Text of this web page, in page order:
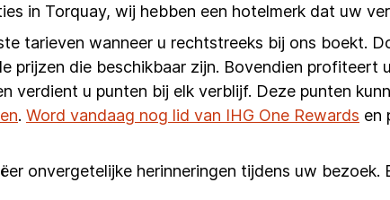
in Torquay, wij hebben een hotelmerk dat uw
tarieven wanneer u rechtstreeks bij ons boekt.
prijzen die beschikbaar zijn. Bovendien profiteert
verdient u punten bij elk verblijf. Deze punten
. Word vandaag nog lid van IHG One Rewards en
onvergetelijke herinneringen tijdens uw